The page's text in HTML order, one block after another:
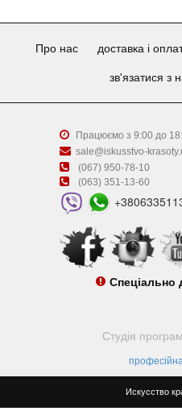
Про нас доставка і
зв'язатися з
Працюємо з 9:00 до
sale@iskusstvo-
(067) 950-78-10
(063) 351-13-60
Спеціально
Студія
Искусство